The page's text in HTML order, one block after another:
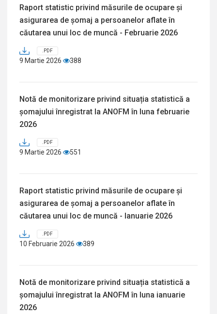
Raport statistic privind măsurile de ocupare și
asigurarea de șomaj a persoanelor aflate în
căutarea unui loc de muncă - Februarie 2026
.PDF
9 Martie 2026 388
Notă de monitorizare privind situația statistică a
șomajului înregistrat la ANOFM în luna februarie
2026
.PDF
9 Martie 2026 551
Raport statistic privind măsurile de ocupare și
asigurarea de șomaj a persoanelor aflate în
căutarea unui loc de muncă - Ianuarie 2026
.PDF
10 Februarie 2026 389
Notă de monitorizare privind situația statistică a
șomajului înregistrat la ANOFM în luna ianuarie
2026